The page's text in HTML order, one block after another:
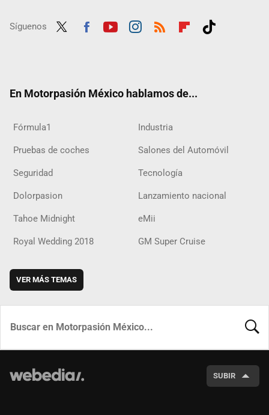
Síguenos
En Motorpasión México hablamos de...
Fórmula1 Industria
Pruebas de coches Salones del Automóvil
Seguridad Tecnología
Dolorpasion Lanzamiento nacional
Tahoe Midnight eMii
Royal Wedding 2018 GM Super Cruise
VER MÁS TEMAS
SUBIR